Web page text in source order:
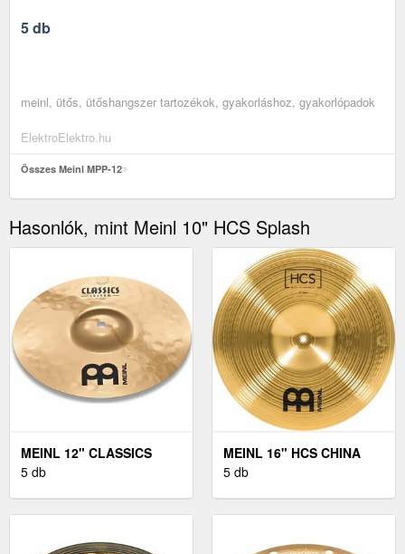
5 db
meinl, ütős, ütőshangszer tartozékok, gyakorláshoz, gyakorlópadok
ElektroElektro.hu
Összes Meinl MPP-12
Hasonlók, mint Meinl 10" HCS Splash
MEINL 12" CLASSICS
CUSTOM SPLASH
5 db
MEINL 16" HCS CHINA
5 db